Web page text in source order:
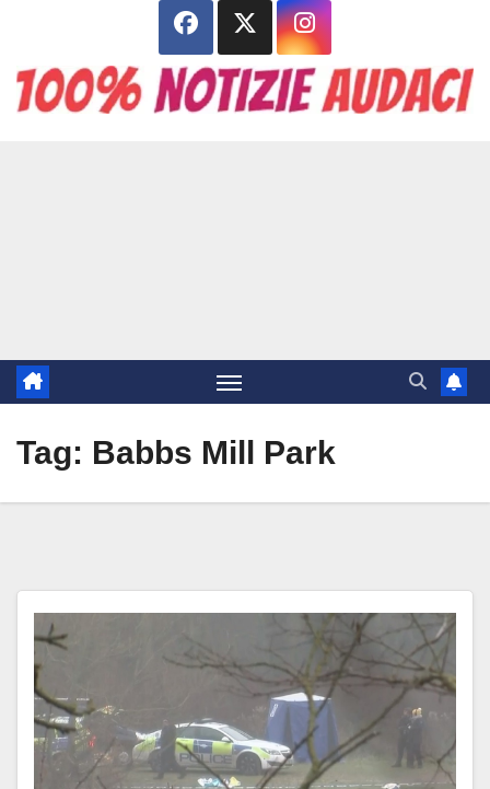
contenuto
Tag: Babbs Mill Park